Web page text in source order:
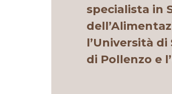
specialista in
l’Università
di Pollenzo e